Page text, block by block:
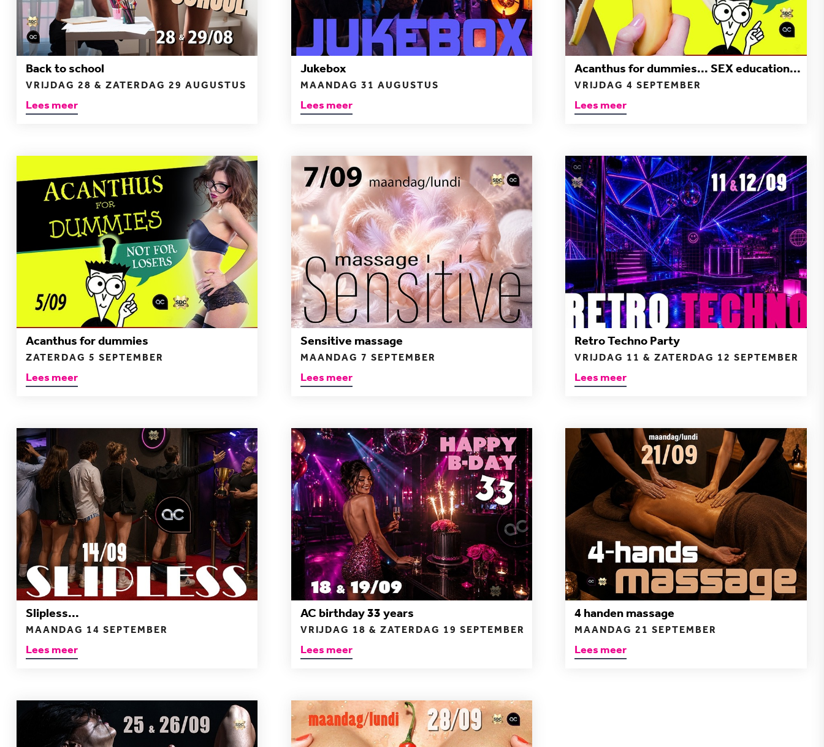
Back to school
VRIJDAG 28 & ZATERDAG 29 AUGUSTUS
Lees meer
Jukebox
MAANDAG 31 AUGUSTUS
Lees meer
Acanthus for dummies... SEX education...
VRIJDAG 4 SEPTEMBER
Lees meer
Acanthus for dummies
ZATERDAG 5 SEPTEMBER
Lees meer
Sensitive massage
MAANDAG 7 SEPTEMBER
Lees meer
Retro Techno Party
VRIJDAG 11 & ZATERDAG 12 SEPTEMBER
Lees meer
Slipless...
MAANDAG 14 SEPTEMBER
Lees meer
AC birthday 33 years
VRIJDAG 18 & ZATERDAG 19 SEPTEMBER
Lees meer
4 handen massage
MAANDAG 21 SEPTEMBER
Lees meer